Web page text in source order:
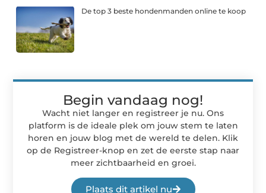
De top 3 beste hondenmanden online te koop
Begin vandaag nog!
Wacht niet langer en registreer je nu. Ons
platform is de ideale plek om jouw stem te laten
horen en jouw blog met de wereld te delen. Klik
op de Registreer-knop en zet de eerste stap naar
meer zichtbaarheid en groei.
Plaats dit artikel nu